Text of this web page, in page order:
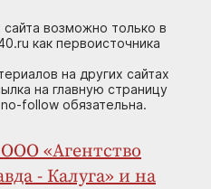
возможно только в
как первоисточника
на других сайтах
на главную страницу
follow обязательна.
«Агентство
- Калуга» и на